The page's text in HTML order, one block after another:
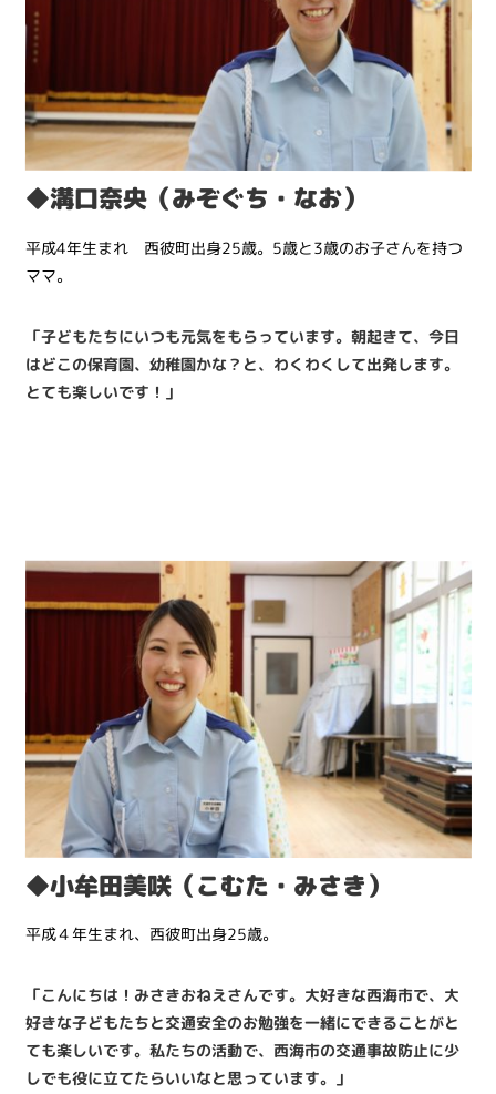
◆溝口奈央（みぞぐち・なお）
平成4年生まれ 西彼町出身25歳。5歳と3歳のお子さんを持つ
ママ。
「子どもたちにいつも元気をもらっています。朝起きて、今日
はどこの保育園、幼稚園かな？と、わくわくして出発します。
とても楽しいです！」
◆小牟田美咲（こむた・みさき）
平成４年生まれ、西彼町出身25歳。
「こんにちは！みさきおねえさんです。大好きな西海市で、大
好きな子どもたちと交通安全のお勉強を一緒にできることがと
ても楽しいです。私たちの活動で、西海市の交通事故防止に少
しでも役に立てたらいいなと思っています。」